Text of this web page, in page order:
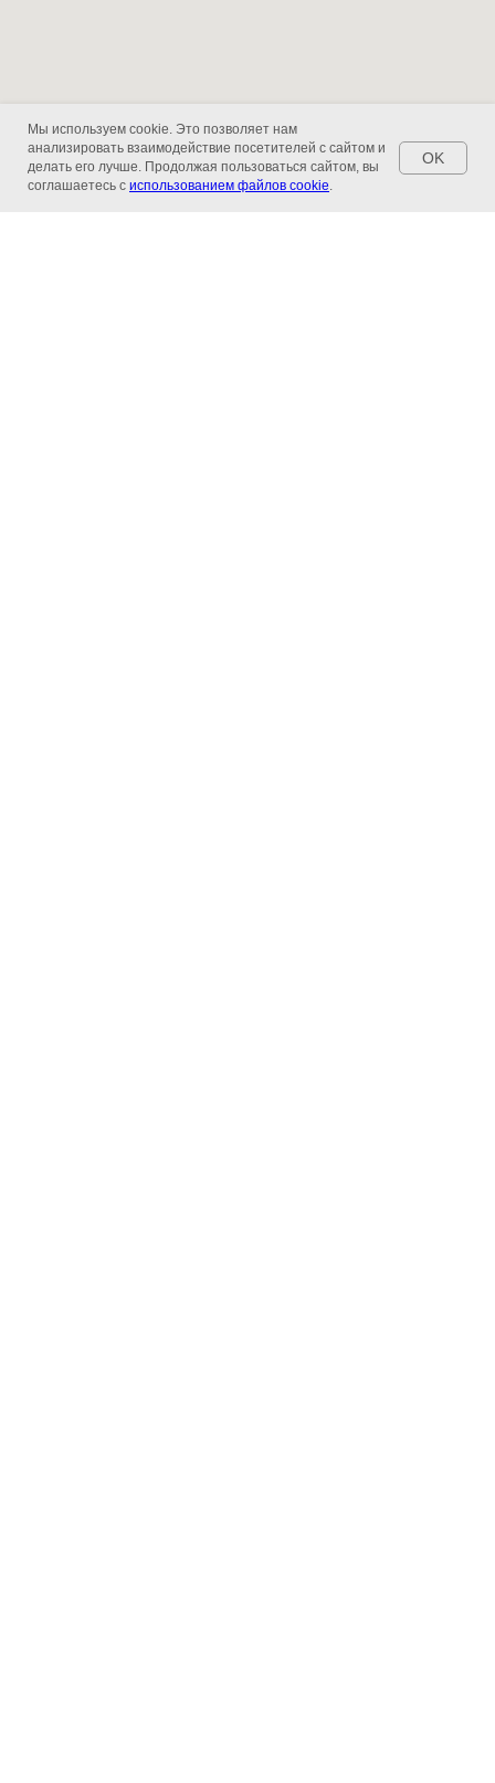
Мы используем cookie. Это позволяет нам
анализировать взаимодействие посетителей с сайтом и
делать его лучше. Продолжая пользоваться сайтом, вы
соглашаетесь с использованием файлов cookie.
OK